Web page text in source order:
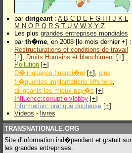
par dirigeant: A B C D E F G H J K L
M N O P Q R S T U V W X Y Z
Les plus grandes entreprises mondiales
par th�me, en 2008 [le mois dernier +] :
Restructurations et conditions de travail
[+], Droits Humains et blanchiment [+]
Pollution [+]
D�linquance financi�re [+], plus
fr�quentes implantations offshore,
dirigeants les mieux pay�s [+]
Influence:corruption/lobby [+]
Information: pratique douteuse [+]
Videos - livres
TRANSNATIONALE.ORG
Site d'information ind�pendant et gratuit sur
les grandes entreprises.